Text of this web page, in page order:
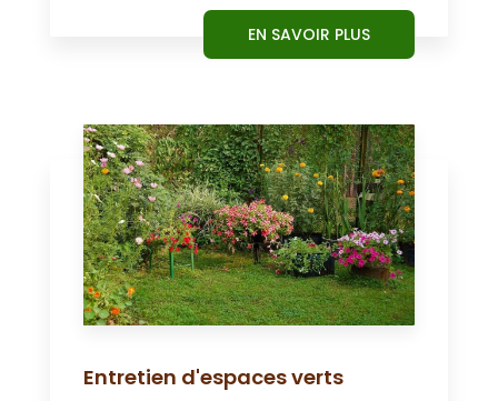
EN SAVOIR PLUS
Entretien d'espaces verts